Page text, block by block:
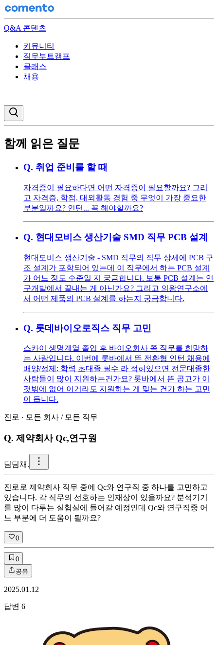
Q&A 콘텐츠
커뮤니티
직무부트캠프
클래스
채용
함께 읽은 질문
Q. 취업 준비를 할 때
자격증이 필요하다면 어떤 자격증이 필요할까요? 그리
고 자격증, 학점, 대외활동 경험 중 무엇이 가장 중요한
부분일까요? 인턴... 꼭 해야할까요?
Q. 현대모비스 생산기술 SMD 직무 PCB 설계
현대모비스 생산기술 - SMD 직무의 직무 상세에 PCB 구
조 설계가 포함되어 있는데 이 직무에서 하는 PCB 설계
가 어느 정도 수준일 지 궁금합니다. 보통 PCB 설계는 연
구개발에서 끝내는 게 아닌가요? 그리고 의왕연구소에
서 어떤 제품의 PCB 설계를 하는지 궁금합니다.
Q. 롯데바이오로직스 직무 고민
스카이 생명계열 졸업 후 바이오회사 쪽 직무를 희망하
는 사람입니다. 이번에 롯바에서 뜬 전환형 인턴 채용에
배양/정제: 학력 초대졸 필수 라 적혀있으면 전문대졸한
사람들이 많이 지원하는건가요? 롯바에서 뜬 공고가 이
것밖에 없어 이거라도 지원하는 게 맞는 건가 하는 고민
이 듭니다.
진로 · 모든 회사 / 모든 직무
Q. 제약회사 Qc,연구원
딤딤채.
진로로 제약회사 직무 중에 Qc와 연구직 중 하나를 고민하고
있습니다. 각 직무의 선호하는 인재상이 있을까요? 분석기기
를 많이 다루는 실험실에 들어갈 예정인데 Qc와 연구직중 어
느 부분에 더 도움이 될까요?
0
0
공유
2025.01.12
답변 6